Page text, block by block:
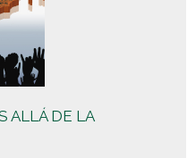
ALLÁ DE LA